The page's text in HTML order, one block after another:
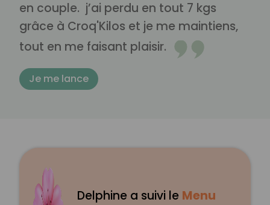
en couple. j’ai perdu en tout 7 kgs
grâce à Croq'Kilos et je me maintiens,
tout en me faisant plaisir.
Je me lance
Delphine a suivi le Menu